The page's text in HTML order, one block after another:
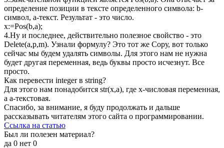
определение позиции в тексте определенного символа: b-
символ, a-текст. Результат - это число.
x:=Pos(b,a);
4.Ну и последнее, действительно полезное свойство - это
Delete(a,p,m). Узнали формулу? Это тот же Copу, вот только
сейчас мы будем удалять символы. Для этого нам не нужна
будет другая переменная, ведь буквы просто исчезнут. Все
просто.
Как перевести integer в string?
Для этого нам понадобится str(x,a), где х-числовая переменная,
а а-текстовая.
Спасибо, за внимание, я буду продолжать и дальше
рассказывать читателям этого сайта о программировании.
Ссылка на статью
Был ли полезен материал?
да 0 нет 0